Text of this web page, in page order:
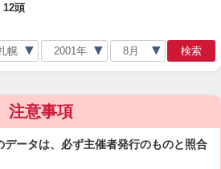
12頭
検索
注意事項
ータは、必ず主催者発行のものと照合